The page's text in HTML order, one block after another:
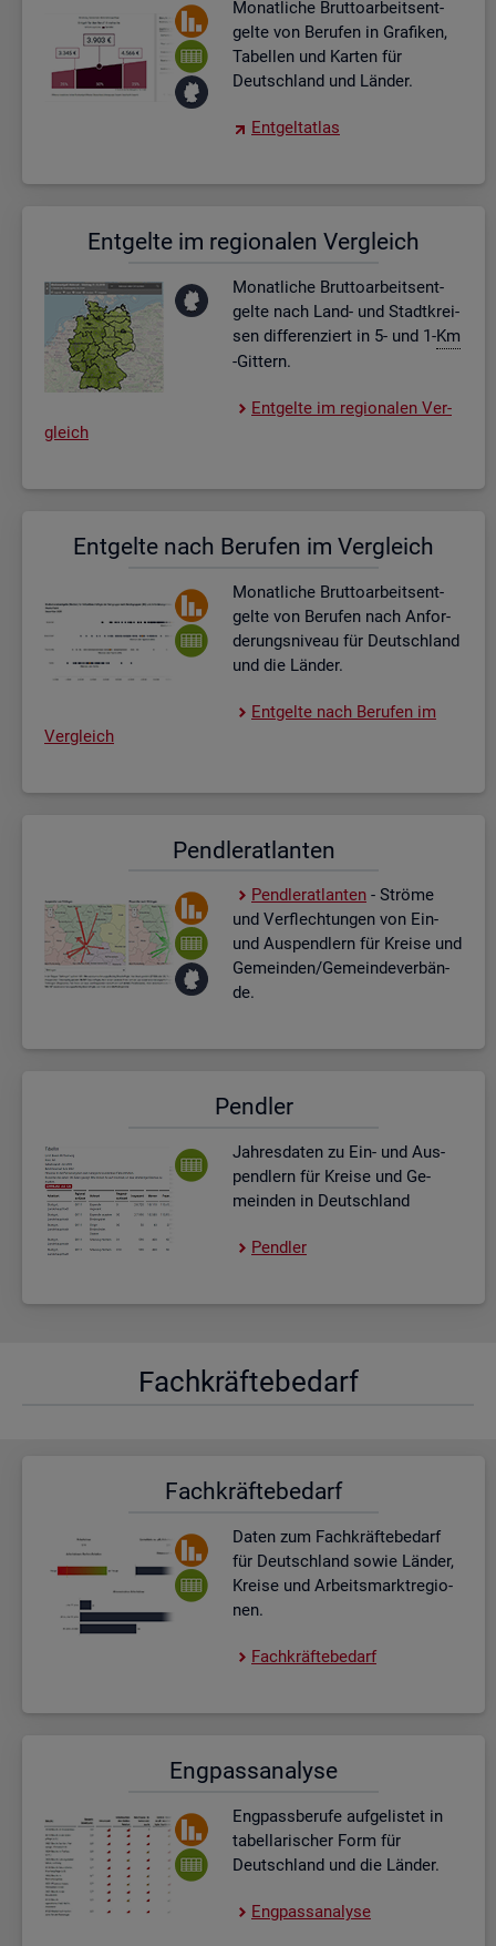
Mo­nat­li­che Brut­to­ar­beits­ent­
gel­te von Be­ru­fen in Gra­fi­ken,
Ta­bel­len und Kar­ten für
Deutsch­land und Län­der.
Ent­gel­t­at­las
Ent­gel­te im re­gio­na­len Ver­gleich
Mo­nat­li­che Brut­to­ar­beits­ent­
gel­te nach Land- und Stadt­krei­
sen dif­fe­ren­ziert in 5- und 1-Km
-Git­tern.
Ent­gel­te im re­gio­na­len Ver­
gleich
Ent­gel­te nach Be­ru­fen im Ver­gleich
Mo­nat­li­che Brut­to­ar­beits­ent­
gel­te von Be­ru­fen nach An­for­
de­rungs­ni­veau für Deutsch­land
und die Län­der.
Ent­gel­te nach Be­ru­fen im
Ver­gleich
Pend­ler­at­lan­ten
Pend­ler­at­lan­ten - Strö­me
und Ver­flech­tun­gen von Ein-
und Aus­pend­lern für Krei­se und
Ge­mein­den/Ge­mein­de­ver­bän­
de.
Pend­ler
Jah­res­da­ten zu Ein- und Aus­
pend­lern für Krei­se und Ge­
mein­den in Deutsch­land
Pend­ler
Fach­kräf­te­be­darf
Fach­kräf­te­be­darf
Daten zum Fach­kräf­te­be­darf
für Deutsch­land sowie Län­der,
Krei­se und Ar­beits­markt­re­gio­
nen.
Fach­kräf­te­be­darf
Eng­pass­ana­ly­se
Eng­pass­be­ru­fe auf­ge­lis­tet in
ta­bel­la­ri­scher Form für
Deutsch­land und die Län­der.
Eng­pass­ana­ly­se